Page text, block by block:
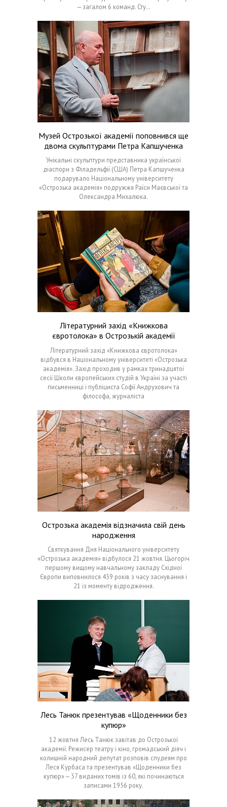
— загалом 6 команд. Сту…
Музей Острозької академії поповнився ще
двома скульптурами Петра Капшученка
Унікальні скульптури представника української
діаспори з Філадельфії (США) Петра Капшученка
подарувало Національному університету
«Острозька академія» подружжя Раїси Маєвської та
Олександра Михалюка.
Літературний захід «Книжкова
євротолока» в Острозькій академії
Літературний захід «Книжкова євротолока»
відбувся в Національному університеті «Острозька
академія». Захід проходив у рамках тринадцятої
сесії Школи європейських студій в Україні за участі
письменниці і публіциста Софії Андрухович та
філософа, журналіста
Острозька академія відзначила свій день
народження
Святкування Дня Національного університету
«Острозька академія» відбулося 21 жовтня. Цьогоріч
першому вищому навчальному закладу Східної
Європи виповнилося 439 років з часу заснування і
21 із моменту відродження.
Лесь Танюк презентував «Щоденники без
купюр»
12 жовтня Лесь Танюк завітав до Острозької
академії. Режисер театру і кіно, громадський діяч і
колишній народний депутат розповів спудеям про
Леся Курбаса та презентував «Щоденники без
купюр» — 37 виданих томів із 60, які починаються
записами 1956 року.